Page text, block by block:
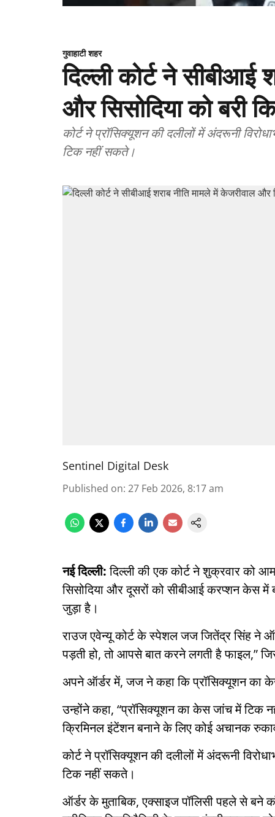
गुवाहाटी शहर
दिल्ली कोर्ट ने सीबीआई
और सिसोदिया को बरी
कोर्ट ने प्रॉसिक्यूशन की दलीलों में अंदरूनी
टिक नहीं सकते।
Sentinel Digital Desk
Published on: 27 Feb 2026, 8:17 am
नई दिल्ली:दिल्ली की एक कोर्ट ने शुक्रवार को
सिसोदिया और दूसरों को सीबीआई करप्शन केस में
जुड़ा है।
राउज एवेन्यू कोर्ट के स्पेशल जज जितेंद्र सिंह ने
पड़ती हो, तो आपसे बात करने लगती है फाइल,”
अपने ऑर्डर में, जज ने कहा कि प्रॉसिक्यूशन का
उन्होंने कहा, “प्रॉसिक्यूशन का केस जांच में टिक
क्रिमिनल इंटेंशन बनाने के लिए कोई अचानक
कोर्ट ने प्रॉसिक्यूशन की दलीलों में अंदरूनी
टिक नहीं सकते।
ऑर्डर के मुताबिक, एक्साइज पॉलिसी पहले से